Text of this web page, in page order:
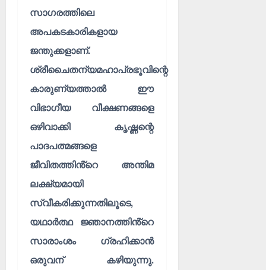
സാഗരത്തിലെ
അപകടകാരികളായ
ജന്തുക്കളാണ്.
ശ്രീചൈതന്യമഹാപ്രഭൂവിന്റെ
കാരുണ്യത്താൽ ഈ
വിഭാഗീയ വീക്ഷണങ്ങളെ
ഒഴിവാക്കി കൃഷ്ണന്റെ
പാദപത്മങ്ങളെ
ജീവിതത്തിൻ്റെ അന്തിമ
ലക്ഷ്യമായി
സ്വീകരിക്കുന്നതിലൂടെ,
യഥാർത്ഥ ജ്ഞാനത്തിൻ്റെ
സാരാംശം ഗ്രഹിക്കാൻ
ഒരുവന് കഴിയുന്നു.